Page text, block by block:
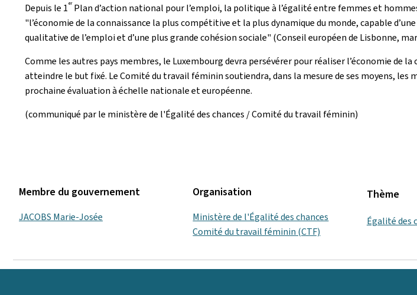
Depuis le 1er Plan d’action national pour l’emploi, la politique à l’égalité entre femmes et
"l’économie de la connaissance la plus compétitive et la plus dynamique du monde, capable
qualitative de l’emploi et d’une plus grande cohésion sociale" (Conseil européen de Lisbonne,
Comme les autres pays membres, le Luxembourg devra persévérer pour réaliser l’économie de
atteindre le but fixé. Le Comité du travail féminin soutiendra, dans la mesure de ses moyens, les
prochaine évaluation à échelle nationale et européenne.
(communiqué par le ministère de l'Égalité des chances / Comité du travail féminin)
Membre du gouvernement
JACOBS Marie-Josée
Organisation
Ministère de l'Égalité des chances
Comité du travail féminin (CTF)
Thème
Égalité des